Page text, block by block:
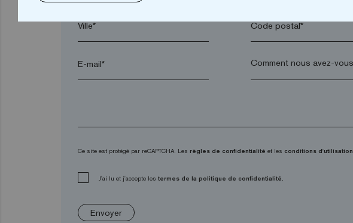
Ville* Code postal*
E-mail*
Ce site est protégé par reCAPTCHA. Les règles de confidentialité et les conditions d'utilisation
J'ai lu et j'accepte les termes de la politique de confidentialité.
Envoyer